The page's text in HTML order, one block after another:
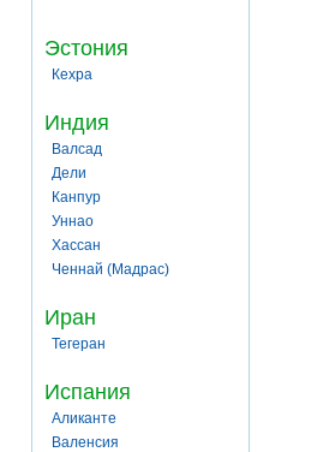
Эстония
Кехра
Индия
Валсад
Дели
Канпур
Уннао
Хассан
Ченнай (Мадрас)
Иран
Тегеран
Испания
Аликанте
Валенсия